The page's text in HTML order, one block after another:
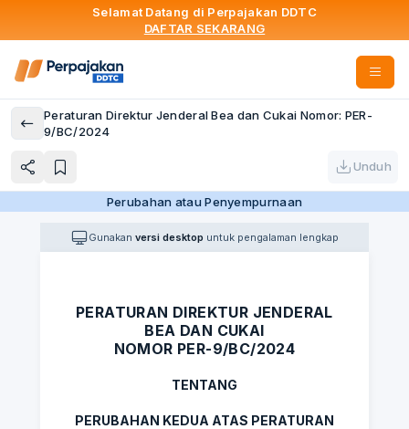
Selamat Datang di Perpajakan DDTC
DAFTAR SEKARANG
Peraturan Direktur Jenderal Bea dan Cukai Nomor: PER-
9/BC/2024
Unduh
Perubahan atau Penyempurnaan
Gunakan versi desktop untuk pengalaman lengkap
PERATURAN DIREKTUR JENDERAL
BEA DAN CUKAI
NOMOR PER-9/BC/2024
TENTANG
PERUBAHAN KEDUA ATAS PERATURAN